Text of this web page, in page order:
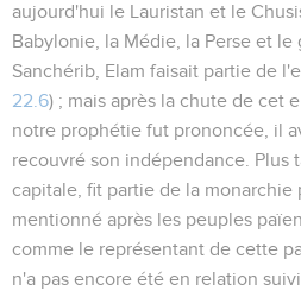
aujourd'hui le Lauristan et le
Babylonie, la Médie, la Perse et le
Sanchérib, Elam faisait partie de
22.6) ; mais après la chute de cet
notre prophétie fut prononcée, il
recouvré son indépendance. Plus
capitale, fit partie de la monarchie
mentionné après les peuples
comme le représentant de cette
n'a pas encore été en relation